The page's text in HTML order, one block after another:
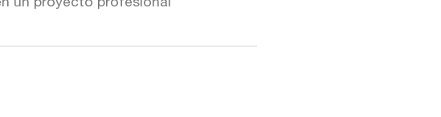
un proyecto profesional